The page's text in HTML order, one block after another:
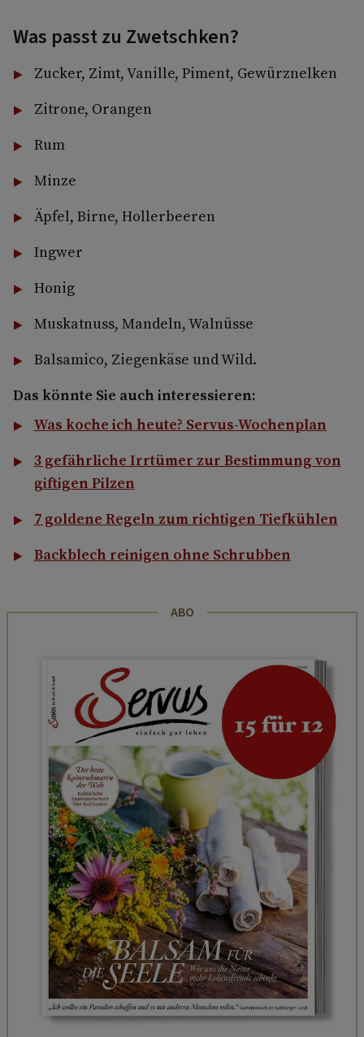
Was passt zu Zwetschken?
Zucker, Zimt, Vanille, Piment, Gewürznelken
Zitrone, Orangen
Rum
Minze
Äpfel, Birne, Hollerbeeren
Ingwer
Honig
Muskatnuss, Mandeln, Walnüsse
Balsamico, Ziegenkäse und Wild.
Das könnte Sie auch interessieren:
Was koche ich heute? Servus-Wochenplan
3 gefährliche Irrtümer zur Bestimmung von
giftigen Pilzen
7 goldene Regeln zum richtigen Tiefkühlen
Backblech reinigen ohne Schrubben
ABO